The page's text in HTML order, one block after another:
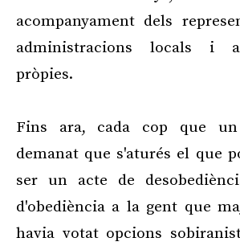
acompanyament dels
administracions locals i
pròpies.
Fins ara, cada cop que
demanat que s'aturés el que
ser un acte de
d'obediència a la gent que
havia votat opcions